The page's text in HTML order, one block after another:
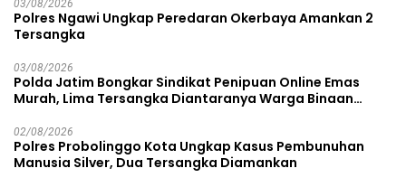
03/08/2026
Polres Ngawi Ungkap Peredaran Okerbaya Amankan 2
Tersangka
03/08/2026
Polda Jatim Bongkar Sindikat Penipuan Online Emas
Murah, Lima Tersangka Diantaranya Warga Binaan
02/08/2026
Polres Probolinggo Kota Ungkap Kasus Pembunuhan
Manusia Silver, Dua Tersangka Diamankan